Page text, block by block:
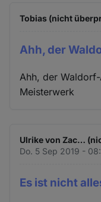
Tobias (nicht
Ahh, der
Ahh, der
Meisterwerk
Ulrike von Zac…
Do. 5 Sep 2019 -
Es ist nicht